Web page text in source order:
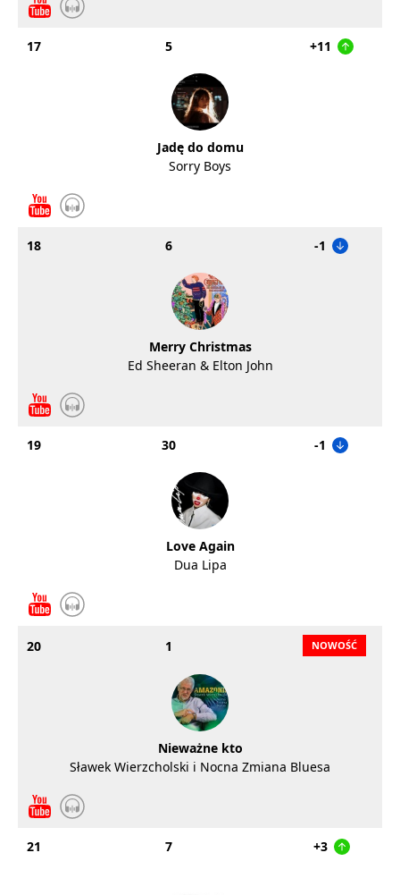
17 5 +11
Jadę do domu
Sorry Boys
18 6 -1
Merry Christmas
Ed Sheeran & Elton John
19 30 -1
Love Again
Dua Lipa
20 1
Nieważne kto
Sławek Wierzcholski i Nocna Zmiana Bluesa
21 7 +3